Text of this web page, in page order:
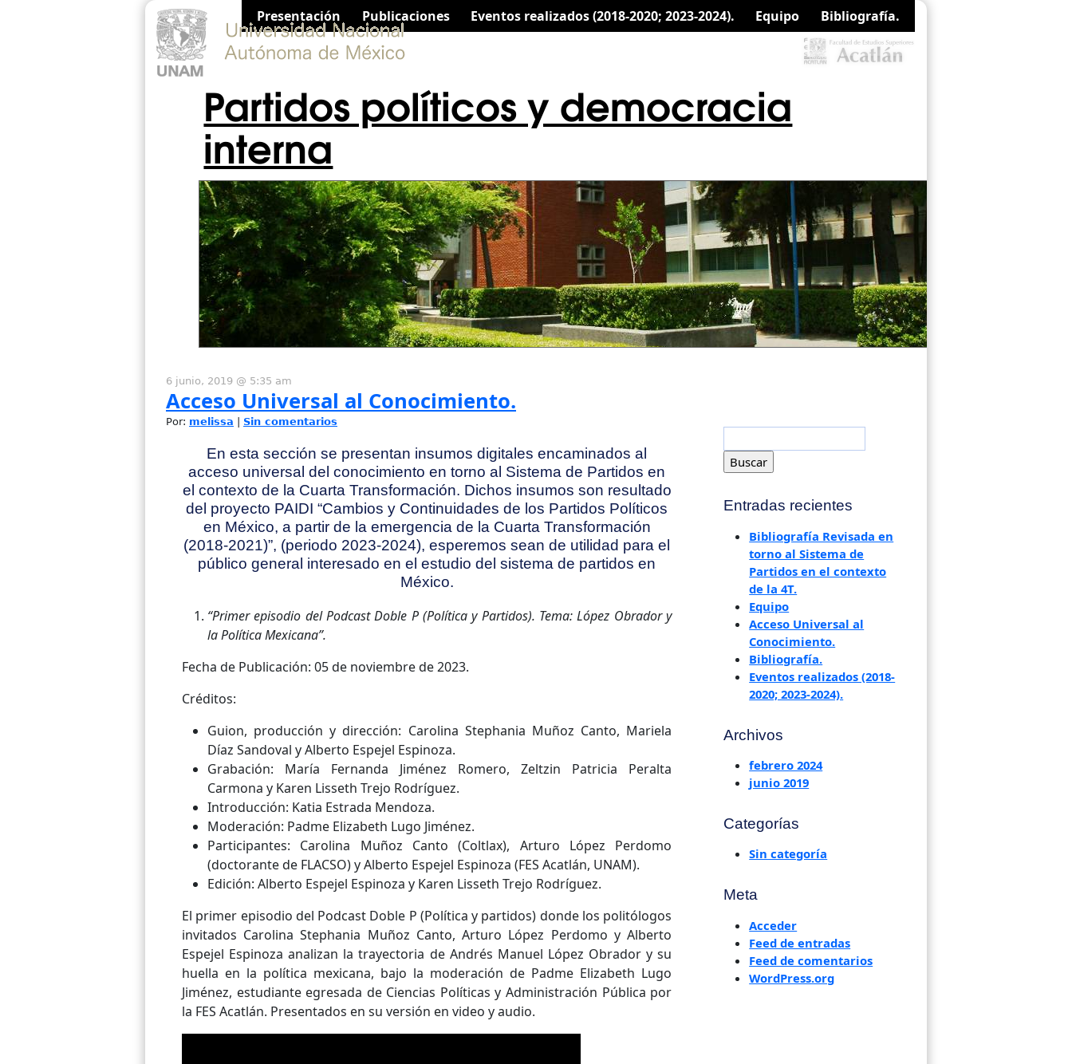
Presentación Publicaciones Eventos realizados (2018-2020; 2023-2024). Equipo Bibliografía.
Partidos políticos y democracia
interna
6 junio, 2019 @ 5:35 am
Acceso Universal al Conocimiento.
Por: melissa Sin comentarios
En esta sección se presentan insumos digitales encaminados al
acceso universal del conocimiento en torno al Sistema de Partidos en
el contexto de la Cuarta Transformación. Dichos insumos son resultado
del proyecto PAIDI “Cambios y Continuidades de los Partidos Políticos
en México, a partir de la emergencia de la Cuarta Transformación
(2018-2021)”, (periodo 2023-2024), esperemos sean de utilidad para el
público general interesado en el estudio del sistema de partidos en
México.
“Primer episodio del Podcast Doble P (Política y Partidos). Tema: López Obrador y
la Política Mexicana”.
Fecha de Publicación: 05 de noviembre de 2023.
Créditos:
Guion, producción y dirección: Carolina Stephania Muñoz Canto, Mariela
Díaz Sandoval y Alberto Espejel Espinoza.
Grabación: María Fernanda Jiménez Romero, Zeltzin Patricia Peralta
Carmona y Karen Lisseth Trejo Rodríguez.
Introducción: Katia Estrada Mendoza.
Moderación: Padme Elizabeth Lugo Jiménez.
Participantes: Carolina Muñoz Canto (Coltlax), Arturo López Perdomo
(doctorante de FLACSO) y Alberto Espejel Espinoza (FES Acatlán, UNAM).
Edición: Alberto Espejel Espinoza y Karen Lisseth Trejo Rodríguez.
El primer episodio del Podcast Doble P (Política y partidos) donde los politólogos
invitados Carolina Stephania Muñoz Canto, Arturo López Perdomo y Alberto
Espejel Espinoza analizan la trayectoria de Andrés Manuel López Obrador y su
huella en la política mexicana, bajo la moderación de Padme Elizabeth Lugo
Jiménez, estudiante egresada de Ciencias Políticas y Administración Pública por
la FES Acatlán. Presentados en su versión en video y audio.
Entradas recientes
Bibliografía Revisada en
torno al Sistema de
Partidos en el contexto
de la 4T.
Equipo
Acceso Universal al
Conocimiento.
Bibliografía.
Eventos realizados (2018-
2020; 2023-2024).
Archivos
febrero 2024
junio 2019
Categorías
Sin categoría
Meta
Acceder
Feed de entradas
Feed de comentarios
WordPress.org